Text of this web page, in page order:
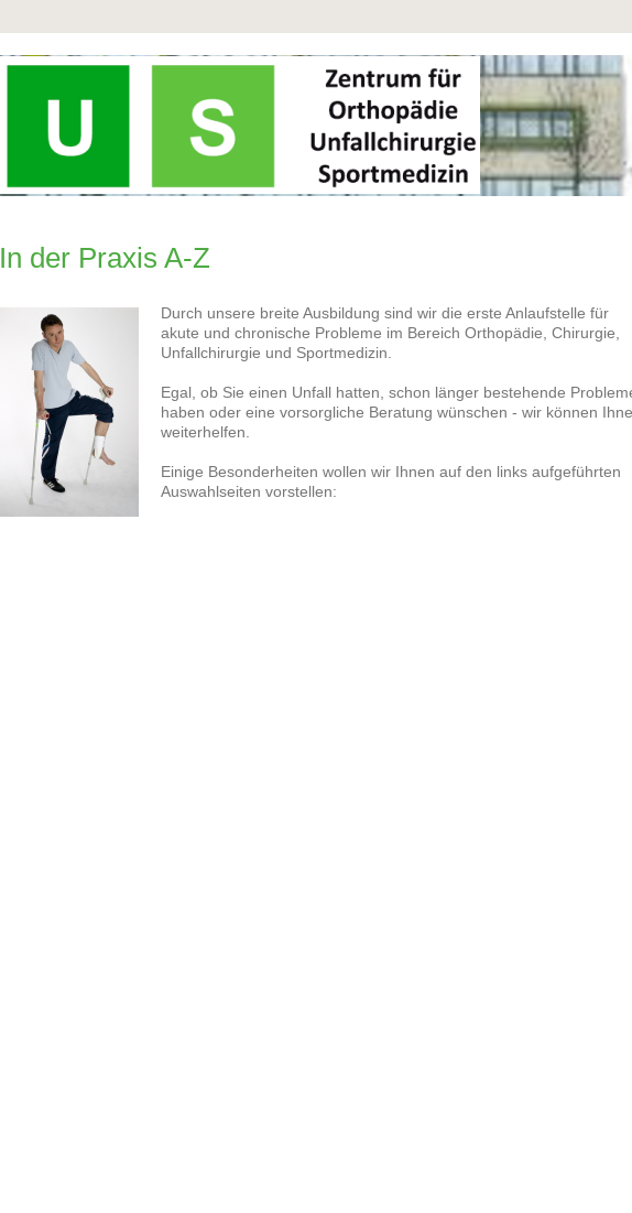
In der Praxis A-Z
Durch unsere breite Ausbildung sind wir die erste Anlaufstelle für
akute und chronische Probleme im Bereich Orthopädie, Chirurgie,
Unfallchirurgie und Sportmedizin.
Egal, ob Sie einen Unfall hatten, schon länger bestehende
haben oder eine vorsorgliche Beratung wünschen - wir können
weiterhelfen.
Einige Besonderheiten wollen wir Ihnen auf den links aufgeführten
Auswahlseiten vorstellen: